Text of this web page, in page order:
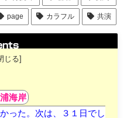
page カラフル 共演
海岸
った。次は、３１日でし